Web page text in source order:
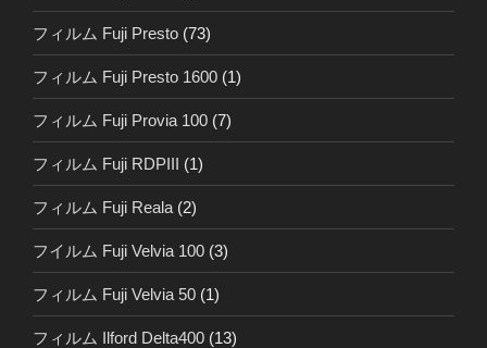
フィルム Fuji Presto (73)
フィルム Fuji Presto 1600 (1)
フィルム Fuji Provia 100 (7)
フィルム Fuji RDPIII (1)
フィルム Fuji Reala (2)
フイルム Fuji Velvia 100 (3)
フィルム Fuji Velvia 50 (1)
フィルム Ilford Delta400 (13)